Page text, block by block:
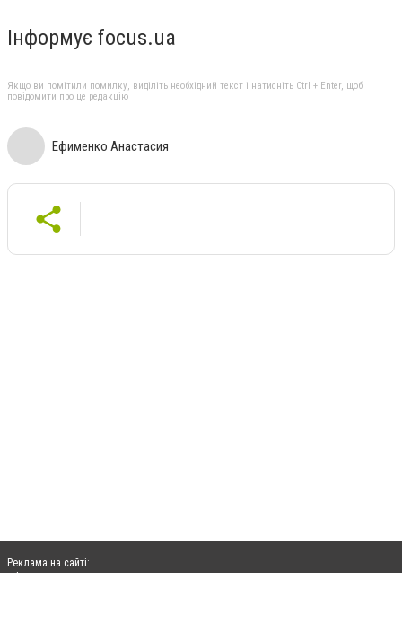
Інформує focus.ua
Якщо ви помітили помилку, виділіть необхідний текст і натисніть Ctrl + Enter, щоб
повідомити про це редакцію
Ефименко Анастасия
Реклама на сайті: